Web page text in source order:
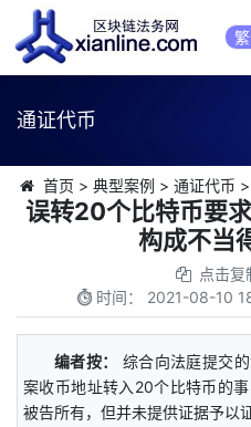
通证代币
首页 > 典型案例 > 通证代币 >
误转20个比特币要
构成不当
点击复
时间： 2021-08-10
编者按：
综合向法庭提交
案收币地址转入20个比特币的
被告所有，但并未提供证据予以